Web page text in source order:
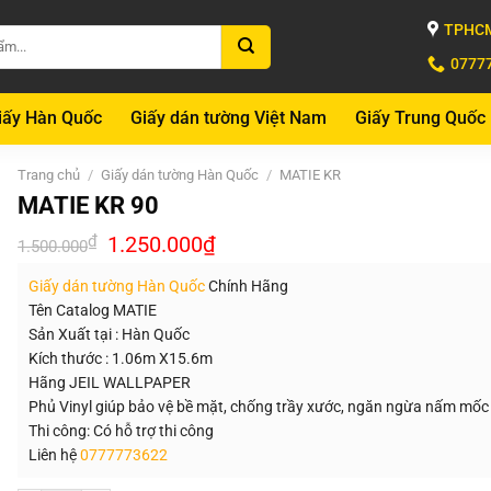
Hàn Quốc Giấy dán tường Việt Nam Giấy Trung Quốc
Trang chủ / Giấy dán tường Hàn Quốc / MATIE KR
MATIE KR 90
1.500.000₫ Giá
gốc
1.500.000₫.
1.250.000₫Giá
hiện
là:
Giấy dán tường Hàn QuốcChính Hãng
Tên Catalog MATIE
Sản Xuất tại : Hàn Quốc
Kích thước : 1.06m X15.6m
Hãng JEIL WALLPAPER
Phủ Vinyl giúp bảo vệ bề mặt, chống trầy xước, ngăn ngừa nấm mốc
Thi công: Có hỗ trợ thi công
Liên hệ0777773622